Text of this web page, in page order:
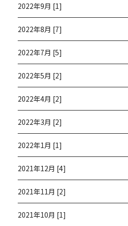
2022年9月 [1]
2022年8月 [7]
2022年7月 [5]
2022年5月 [2]
2022年4月 [2]
2022年3月 [2]
2022年1月 [1]
2021年12月 [4]
2021年11月 [2]
2021年10月 [1]